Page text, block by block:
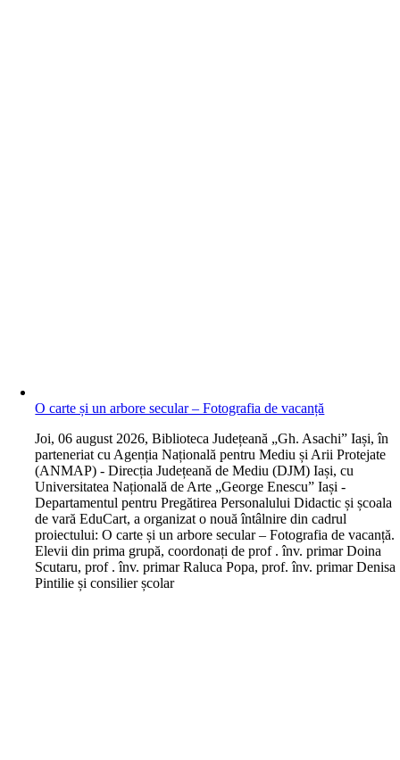
O carte și un arbore secular – Fotografia de vacanță
Joi, 06 august 2026, Biblioteca Județeană „Gh. Asachi” Iași, în
parteneriat cu Agenția Națională pentru Mediu și Arii Protejate
(ANMAP) - Direcția Județeană de Mediu (DJM) Iași, cu
Universitatea Națională de Arte „George Enescu” Iași -
Departamentul pentru Pregătirea Personalului Didactic și școala
de vară EduCart, a organizat o nouă întâlnire din cadrul
proiectului: O carte și un arbore secular – Fotografia de vacanță.
Elevii din prima grupă, coordonați de prof . înv. primar Doina
Scutaru, prof . înv. primar Raluca Popa, prof. înv. primar Denisa
Pintilie și consilier școlar